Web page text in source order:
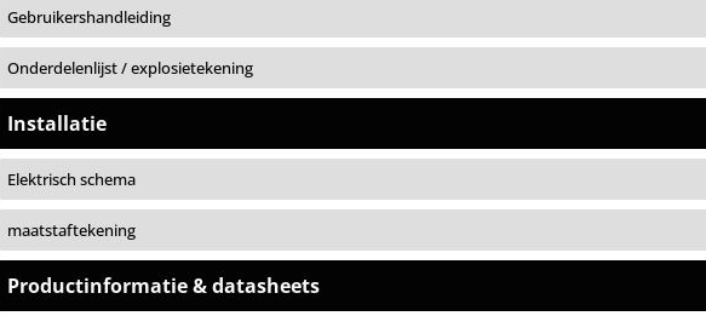
Gebruikershandleiding
Onderdelenlijst / explosietekening
Installatie
Elektrisch schema
maatstaftekening
Productinformatie & datasheets